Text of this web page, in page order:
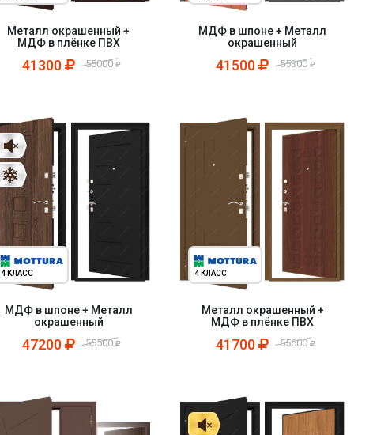
Металл окрашенный +
МДФ в плёнке ПВХ
41300 55000
МДФ в шпоне + Металл
окрашенный
41500 55300
4 КЛАСС
МДФ в шпоне + Металл
окрашенный
47200 55500
4 КЛАСС
Металл окрашенный +
МДФ в плёнке ПВХ
41700 55600